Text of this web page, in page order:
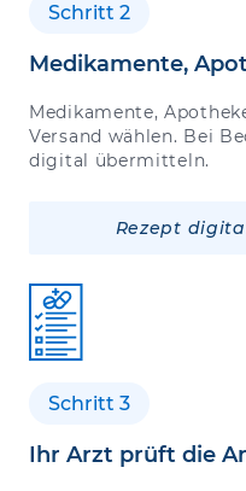
Schritt 2
Medikamente,
Medikamente,
Versand wählen. Bei
digital übermitteln.
Rezept
Schritt 3
Ihr Arzt prüft die